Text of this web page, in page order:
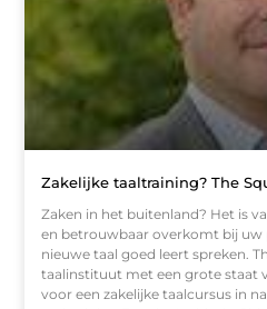
Zakelijke taaltraining? The
Zaken in het buitenland? Het is
en betrouwbaar overkomt bij uw
nieuwe taal goed leert spreken.
taalinstituut met een grote staat
voor een zakelijke taalcursus in